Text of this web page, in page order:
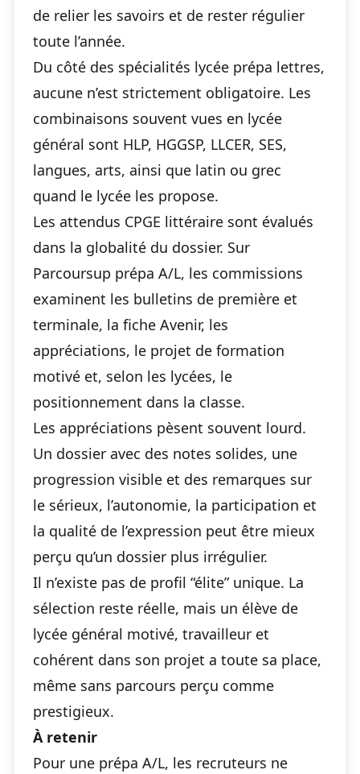
de relier les savoirs et de rester régulier
toute l’année.
Du côté des spécialités lycée prépa lettres,
aucune n’est strictement obligatoire. Les
combinaisons souvent vues en lycée
général sont HLP, HGGSP, LLCER, SES,
langues, arts, ainsi que latin ou grec
quand le lycée les propose.
Les attendus CPGE littéraire sont évalués
dans la globalité du dossier. Sur
Parcoursup prépa A/L, les commissions
examinent les bulletins de première et
terminale, la fiche Avenir, les
appréciations, le projet de formation
motivé et, selon les lycées, le
positionnement dans la classe.
Les appréciations pèsent souvent lourd.
Un dossier avec des notes solides, une
progression visible et des remarques sur
le sérieux, l’autonomie, la participation et
la qualité de l’expression peut être mieux
perçu qu’un dossier plus irrégulier.
Il n’existe pas de profil “élite” unique. La
sélection reste réelle, mais un élève de
lycée général motivé, travailleur et
cohérent dans son projet a toute sa place,
même sans parcours perçu comme
prestigieux.
À retenir
Pour une prépa A/L, les recruteurs ne